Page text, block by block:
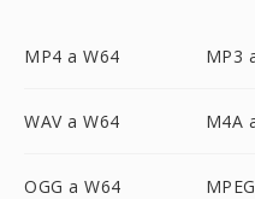
MP4 a W64 MP3
WAV a W64 M4A
OGG a W64